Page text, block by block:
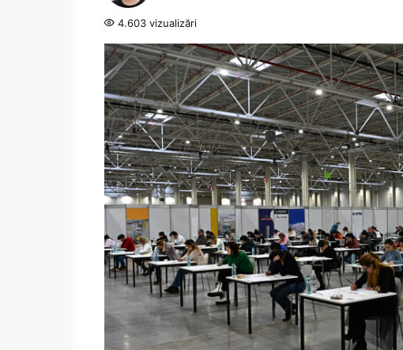
4.603 vizualizări